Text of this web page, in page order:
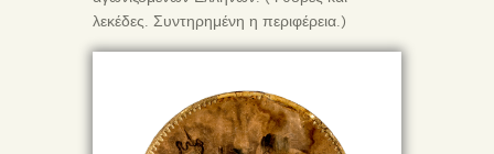
λεκέδες. Συντηρημένη η περιφέρεια.)